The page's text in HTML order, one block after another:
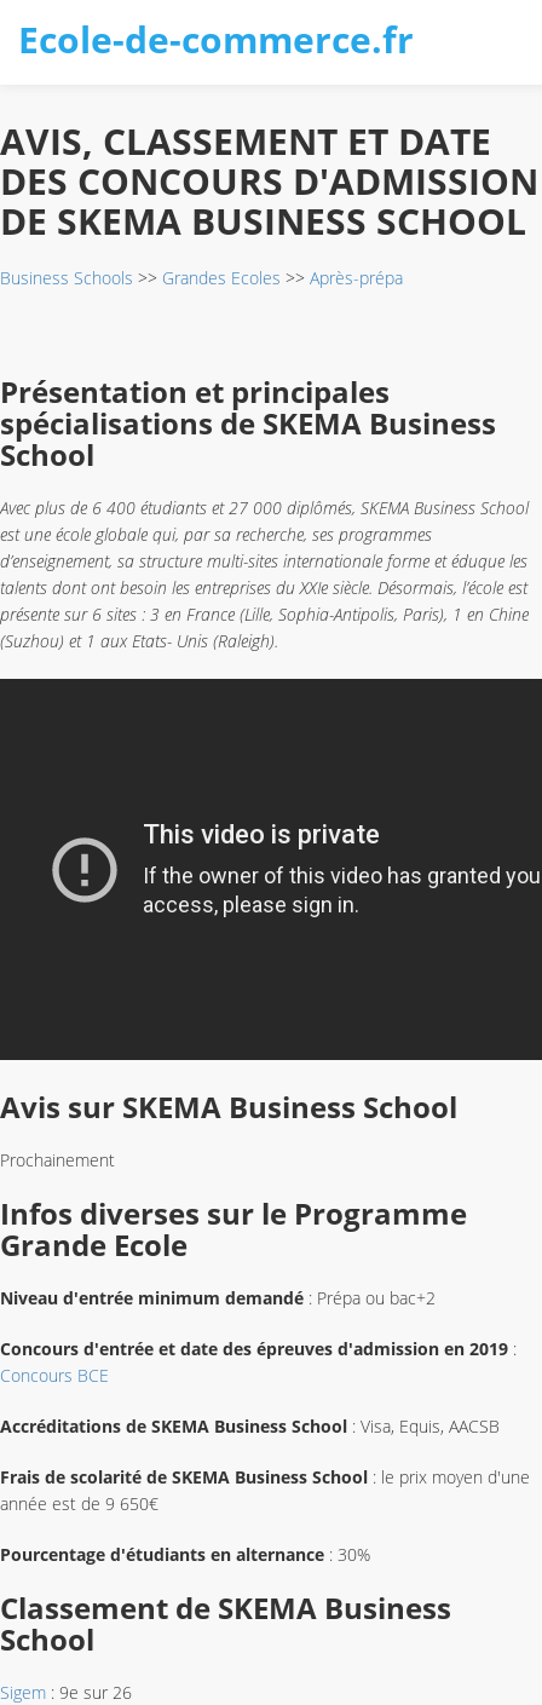
Ecole-de-commerce.fr
AVIS, CLASSEMENT ET DATE
DES CONCOURS D'ADMISSION
DE SKEMA BUSINESS SCHOOL
Business Schools >> Grandes Ecoles >> Après-prépa
Présentation et principales
spécialisations de SKEMA Business
School
Avec plus de 6 400 étudiants et 27 000 diplômés, SKEMA Business School
est une école globale qui, par sa recherche, ses programmes
d’enseignement, sa structure multi-sites internationale forme et éduque les
talents dont ont besoin les entreprises du XXIe siècle. Désormais, l’école est
présente sur 6 sites : 3 en France (Lille, Sophia-Antipolis, Paris), 1 en Chine
(Suzhou) et 1 aux Etats- Unis (Raleigh).
Avis sur SKEMA Business School
Prochainement
Infos diverses sur le Programme
Grande Ecole
Niveau d'entrée minimum demandé : Prépa ou bac+2
Concours d'entrée et date des épreuves d'admission en 2019 :
Concours BCE
Accréditations de SKEMA Business School : Visa, Equis, AACSB
Frais de scolarité de SKEMA Business School : le prix moyen d'une
année est de 9 650€
Pourcentage d'étudiants en alternance : 30%
Classement de SKEMA Business
School
Sigem : 9e sur 26